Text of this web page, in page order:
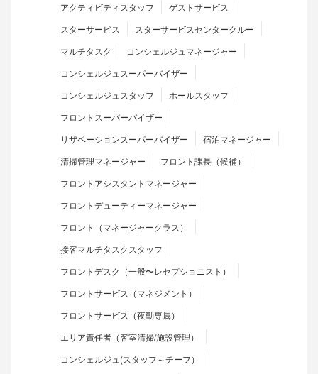
アクティビティスタッフ
ゲストサービス
スターサービス
スターサービスセンタークルー
マルチタスク
コンシェルジュマネージャー
コンシェルジュスーパーバイザー
コンシェルジュスタッフ
ホールスタッフ
フロントスーパーバイザー
リザベーションスーパーバイザー
宿泊マネージャー
清掃管理マネージャー
フロント課長（候補）
フロントアシスタントマネージャー
フロントデューティーマネージャー
フロント（マネージャークラス）
接客マルチタスクスタッフ
フロントデスク（一般〜レセプショニスト）
フロントサービス（マネジメント）
フロントサービス（夜勤専属）
エリア責任者（客室清掃/施設管理）
コンシェルジュ(スタッフ～チーフ）